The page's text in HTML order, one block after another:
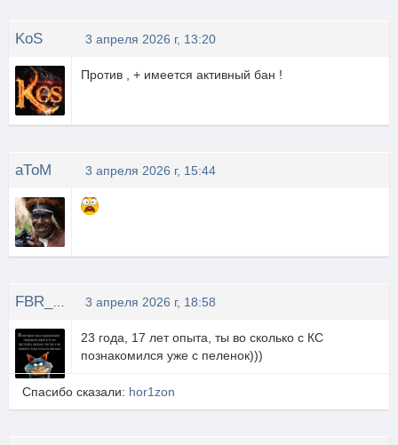
KoS 3 апреля 2026 г, 13:20
Против , + имеется активный бан !
аТоМ 3 апреля 2026 г, 15:44
3 апреля 2026 г, 18:58
23 года, 17 лет опыта, ты во сколько с КС
познакомился уже с пеленок)))
Спасибо сказали: hor1zon